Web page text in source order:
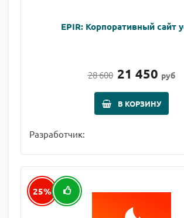
EPIR: Корпоративный сайт
28 600 21 450 руб
В КОРЗИНУ
Разработчик:
25%